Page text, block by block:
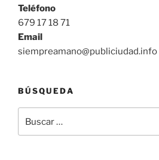
Teléfono
679 17 18 71
Email
siempreamano@publiciudad.info
BÚSQUEDA
por: